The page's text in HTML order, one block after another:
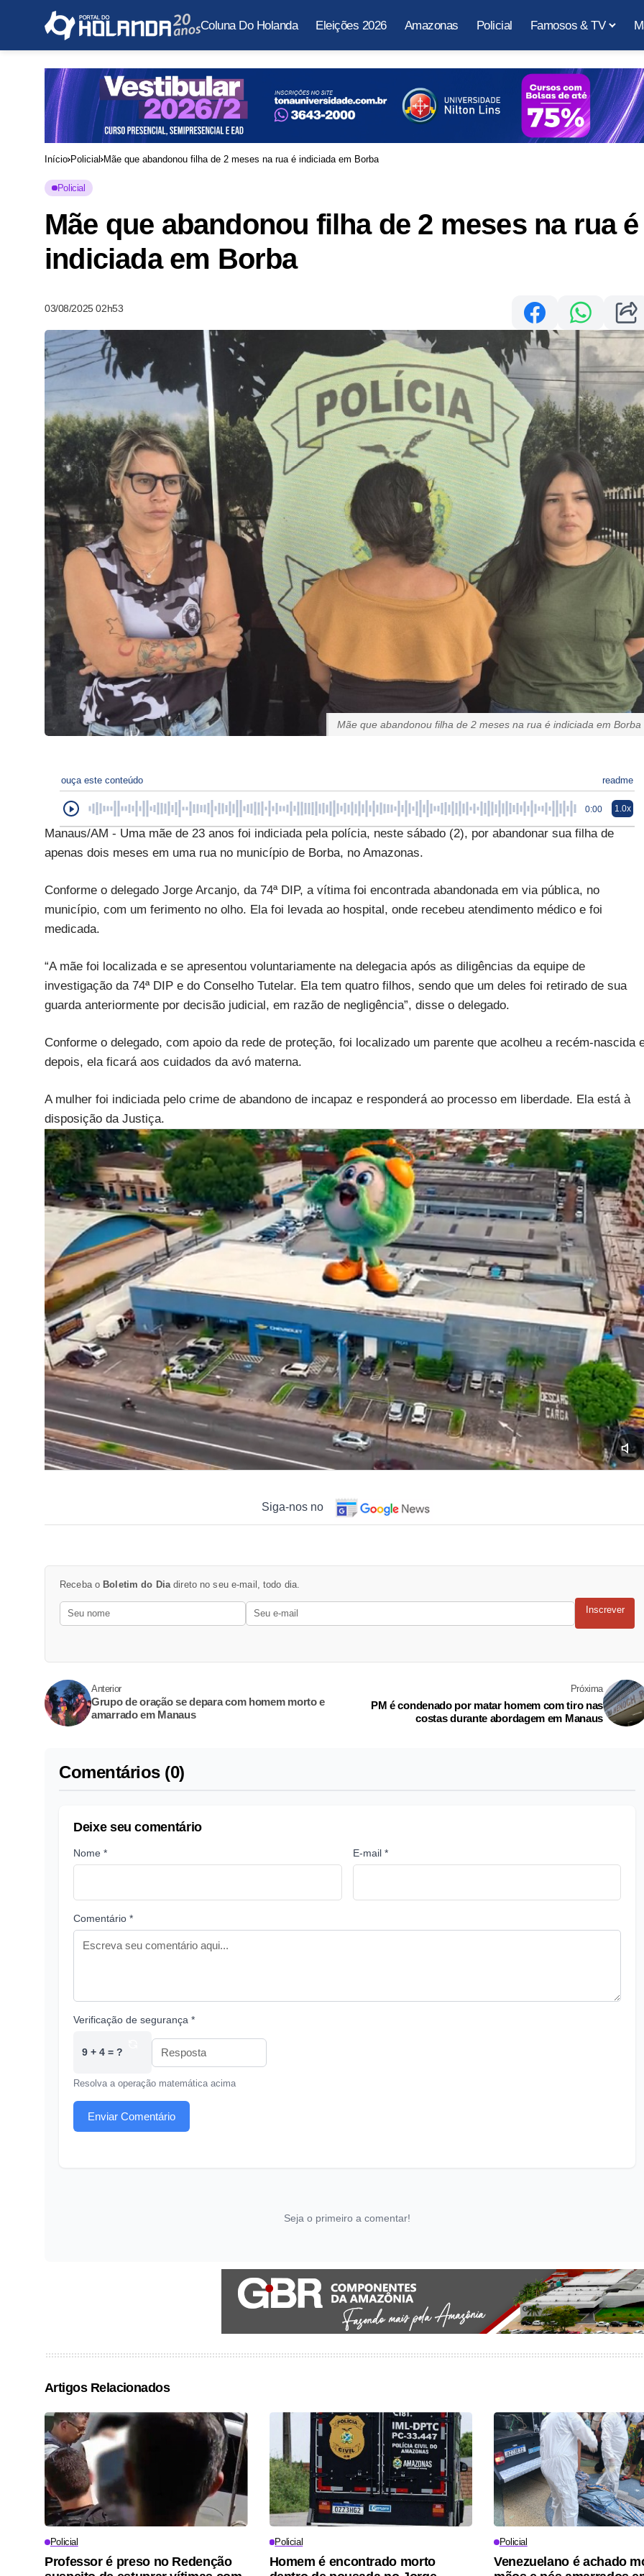
Coluna Do Holanda Eleições 2026 Amazonas Policial Famosos & TV
Início Policial Mãe que abandonou filha de 2 meses na rua é indiciada em Borba
Policial
Mãe que abandonou filha de 2 meses na rua é
indiciada em Borba
03/08/2025 02h53
Mãe que abandonou filha de 2 meses na rua é indiciada em Borba
ouça este conteúdo readme
0:00 1.0x
Manaus/AM - Uma mãe de 23 anos foi indiciada pela polícia, neste sábado (2), por abandonar sua filha de
apenas dois meses em uma rua no município de Borba, no Amazonas.
Conforme o delegado Jorge Arcanjo, da 74ª DIP, a vítima foi encontrada abandonada em via pública, no
município, com um ferimento no olho. Ela foi levada ao hospital, onde recebeu atendimento médico e foi
medicada.
“A mãe foi localizada e se apresentou voluntariamente na delegacia após as diligências da equipe de
investigação da 74ª DIP e do Conselho Tutelar. Ela tem quatro filhos, sendo que um deles foi retirado de sua
guarda anteriormente por decisão judicial, em razão de negligência”, disse o delegado.
Conforme o delegado, com apoio da rede de proteção, foi localizado um parente que acolheu a recém-nascida
depois, ela ficará aos cuidados da avó materna.
A mulher foi indiciada pelo crime de abandono de incapaz e responderá ao processo em liberdade. Ela está à
disposição da Justiça.
Siga-nos no
Receba o Boletim do Dia direto no seu e-mail, todo dia.
Inscrever
Anterior
Grupo de oração se depara com homem morto e
amarrado em Manaus
Próxima
PM é condenado por matar homem com tiro nas
costas durante abordagem em Manaus
Comentários (0)
Deixe seu comentário
Nome * E-mail *
Comentário *
Verificação de segurança *
9 + 4 = ?
Resolva a operação matemática acima
Enviar Comentário
Seja o primeiro a comentar!
Artigos Relacionados
Policial
Professor é preso no Redenção
Policial
Homem é encontrado morto
Policial
Venezuelano é achado